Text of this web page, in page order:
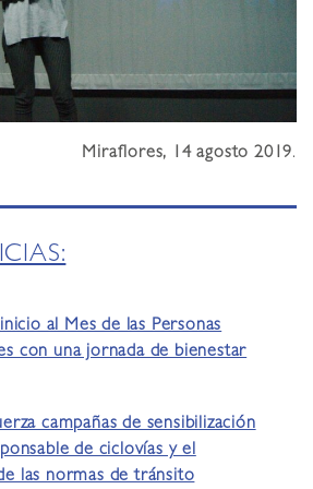
Miraflores, 14 agosto 2019.
al Mes de las Personas
con una jornada de bienestar
campañas de sensibilización
de ciclovías y el
las normas de tránsito